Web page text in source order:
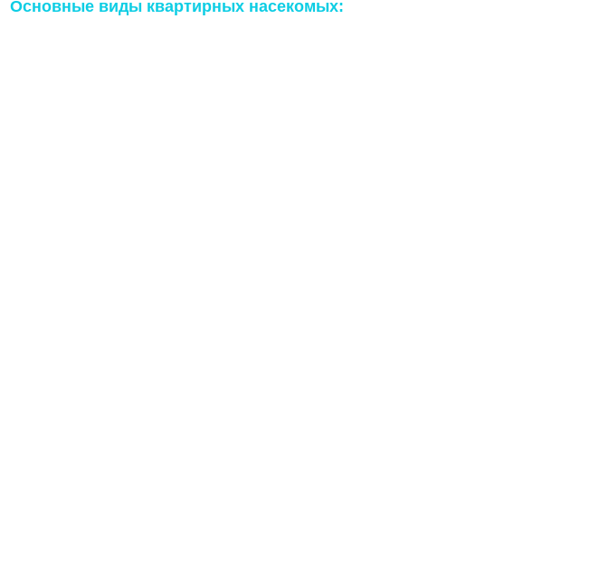
Основные виды квартирных насекомых: